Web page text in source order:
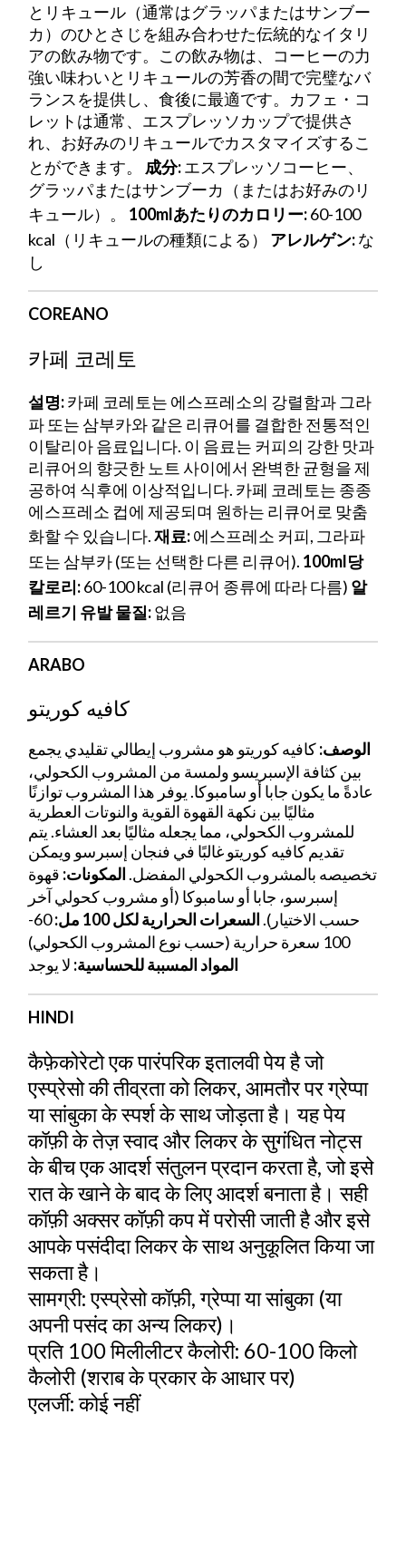
とリキュール（通常はグラッパまたはサンブー
カ）のひとさじを組み合わせた伝統的なイタリ
アの飲み物です。この飲み物は、コーヒーの力
強い味わいとリキュールの芳香の間で完璧なバ
ランスを提供し、食後に最適です。カフェ・コ
レットは通常、エスプレッソカップで提供さ
れ、お好みのリキュールでカスタマイズするこ
とができます。 成分:エスプレッソコーヒー、
グラッパまたはサンブーカ（またはお好みのリ
キュール）。 100mlあたりのカロリー:60-100
kcal（リキュールの種類による） アレルゲン:な
し
COREANO
카페 코레토
설명:카페 코레토는 에스프레소의 강렬함과 그라
파 또는 삼부카와 같은 리큐어를 결합한 전통적인
이탈리아 음료입니다. 이 음료는 커피의 강한 맛과
리큐어의 향긋한 노트 사이에서 완벽한 균형을 제
공하여 식후에 이상적입니다. 카페 코레토는 종종
에스프레소 컵에 제공되며 원하는 리큐어로 맞춤
화할 수 있습니다.재료:에스프레소 커피, 그라파
또는 삼부카 (또는 선택한 다른 리큐어). 100ml당
칼로리:60-100 kcal (리큐어 종류에 따라 다름) 알
레르기 유발 물질:없음
ARABO
كافيه كوريتو
الوصف:كافيه كوريتو هو مشروب إيطالي تقليدي يجمع
بين كثافة الإسبريسو ولمسة من المشروب الكحولي،
عادةً ما يكون جابا أو سامبوكا. يوفر هذا المشروب توازنًا
مثاليًا بين نكهة القهوة القوية والنوتات العطرية
للمشروب الكحولي، مما يجعله مثاليًا بعد العشاء. يتم
تقديم كافيه كوريتو غالبًا في فنجان إسبرسو ويمكن
تخصيصه بالمشروب الكحولي المفضل. المكونات: قهوة
إسبرسو، جابا أو سامبوكا (أو مشروب كحولي آخر
حسب الاختيار). السعرات الحرارية لكل 100 مل:
60-
100 سعرة حرارية (حسب نوع المشروب الكحولي)
المواد المسببة للحساسية: لا يوجد
HINDI
कैफ़ेकोरेटो एक पारंपरिक इतालवी पेय है जो
एस्प्रेसो की तीव्रता को लिकर, आमतौर पर ग्रेप्पा
या सांबुका के स्पर्श के साथ जोड़ता है। यह पेय
कॉफ़ी के तेज़ स्वाद और लिकर के सुगंधित नोट्स
के बीच एक आदर्श संतुलन प्रदान करता है, जो इसे
रात के खाने के बाद के लिए आदर्श बनाता है। सही
कॉफ़ी अक्सर कॉफ़ी कप में परोसी जाती है और इसे
आपके पसंदीदा लिकर के साथ अनुकूलित किया जा
सकता है।
सामग्री: एस्प्रेसो कॉफ़ी, ग्रेप्पा या सांबुका (या
अपनी पसंद का अन्य लिकर)।
प्रति 100 मिलीलीटर कैलोरी: 60-100 किलो
कैलोरी (शराब के प्रकार के आधार पर)
एलर्जी: कोई नहीं